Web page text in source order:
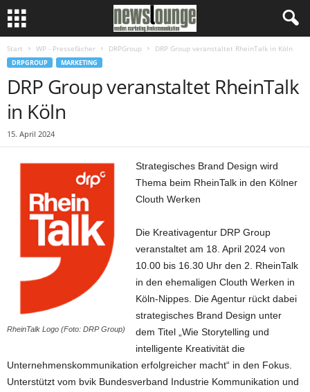
Start WP - Pressefächer DRPGroup DRP Group veranstaltet RheinTalk in Köln
DRPGROUP MARKETING
DRP Group veranstaltet RheinTalk
in Köln
15. April 2024
RheinTalk Logo (Foto: DRP Group)
Strategisches Brand Design wird
Thema beim RheinTalk in den Kölner
Clouth Werken
Die Kreativagentur DRP Group
veranstaltet am 18. April 2024 von
10.00 bis 16.30 Uhr den 2. RheinTalk
in den ehemaligen Clouth Werken in
Köln-Nippes. Die Agentur rückt dabei
strategisches Brand Design unter
dem Titel „Wie Storytelling und
intelligente Kreativität die
Unternehmenskommunikation erfolgreicher macht“ in den Fokus.
Unterstützt vom bvik Bundesverband Industrie Kommunikation und